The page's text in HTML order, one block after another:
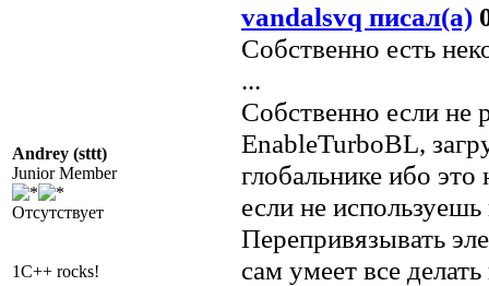
Andrey (sttt)
Junior Member
Отсутствует
1C++ rocks!
vandalsvq писал(а)
Собственно есть
...
Собственно если не
EnableTurboBL,
глобальнике ибо
если не
Перепривязывать
сам умеет все